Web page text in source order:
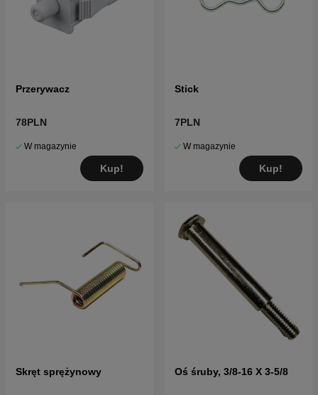
Przerywacz
78PLN
W magazynie
Kup!
Stick
7PLN
W magazynie
Kup!
Skręt sprężynowy Oś śruby, 3/8-16 X 3-5/8